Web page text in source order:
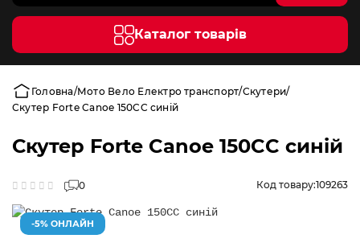
Каталог товарів
Головна Мото Вело Електро транспорт Скутери
Скутер Forte Canoe 150CC синій
Скутер Forte Canoe 150CC синій
0 Код товару:109263
-5% ОНЛАЙН